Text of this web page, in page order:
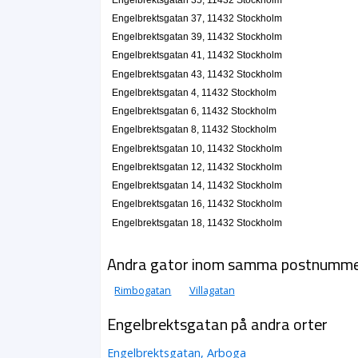
Engelbrektsgatan 12 A Lgh 1102, 11432 Stockholm
Digital VideoVision Stockholm
Simo Julius Naski
Engelbrektsgatan 12 Lgh 1003, 11432 Stockholm
Allimak Soul Care AB
Engelbrektsgatan 12a Läg1003, 11432 Stockholm
Cautio Säkerhet HB
Rasmus Viktor Adler Wahlberg
Engelbrektsgatan 13, 11432 Stockholm
Advokatfirman Katarina Lindqvist AB
08-7165006
Canadaköket AB
Patrick Mikael Beining
Engelbrektsgatan 37, 11432 Stockholm
Engelbrektsgatan 39, 11432 Stockholm
Engelbrektsgatan 41, 11432 Stockholm
Engelbrektsgatan 43, 11432 Stockholm
Engelbrektsgatan 4, 11432 Stockholm
Engelbrektsgatan 6, 11432 Stockholm
Engelbrektsgatan 8, 11432 Stockholm
Engelbrektsgatan 10, 11432 Stockholm
Engelbrektsgatan 12, 11432 Stockholm
Engelbrektsgatan 14, 11432 Stockholm
Engelbrektsgatan 16, 11432 Stockholm
Engelbrektsgatan 18, 11432 Stockholm
Andra gator inom samma
Rimbogatan Villagatan
Engelbrektsgatan på andra orter
Engelbrektsgatan, Arboga